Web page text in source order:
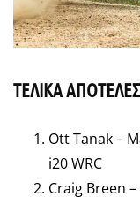
ΤΕΛΙΚΑ
Ott Tanak
i20 WRC
Craig